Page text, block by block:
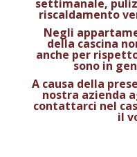
settimanale,
riscaldamento
Negli
della cascina
anche per
sono in
A causa della
nostra azienda
contattarci nel
il